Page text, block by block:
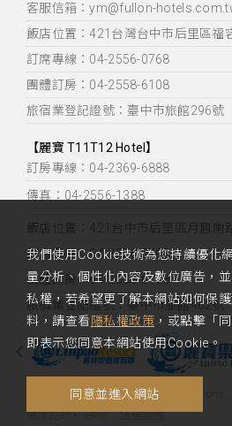
您好，您的需求，我們很
客服信箱：ym@fullon-
飯店位置：421台灣台中市后里區福
訂席專線：04-2556-0768
團體訂房：04-2558-6108
旅宿業登記證號：臺中市旅館296號
【麗寶 T11T12 Hotel】
訂房專線：04-2369-6888
傳真：04-2556-1388
飯店位置：
421台中市后里區月眉南
訂席專線：04-2556-0768
團體訂房：04-2558-6108
旅宿業登記證號：臺中市旅館462號
Copyright 2020 Fullon Hotels &
網頁設計‧iBest 法律聲明
我們使用Cookie技術為您持續優化
量分析、個性化內容及數位廣告，
私權，若希望更了解本網站如何保
料，請查看 隱私權政策 ，或點擊「
即表示您同意本網站使用Cookie。
同意並進入網站